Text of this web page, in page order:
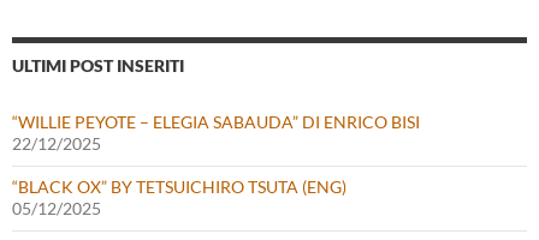
ULTIMI POST INSERITI
“WILLIE PEYOTE – ELEGIA SABAUDA” DI ENRICO BISI
22/12/2025
“BLACK OX” BY TETSUICHIRO TSUTA (ENG)
05/12/2025